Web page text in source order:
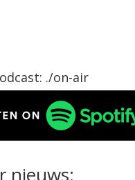
./on-air
nieuws: